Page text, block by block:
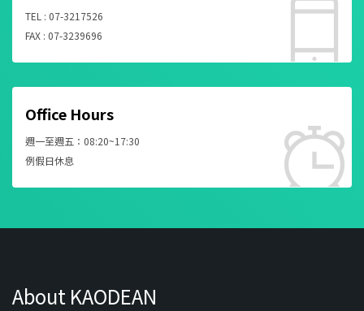
TEL : 07-3217526
FAX : 07-3239696
Office Hours
週一至週五：08:20~17:30
例假日休息
About KAODEAN